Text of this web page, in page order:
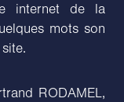
internet de la
mots son
RODAMEL,